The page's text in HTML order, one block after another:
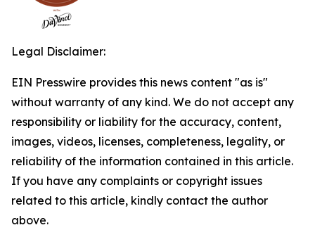
Legal Disclaimer:
EIN Presswire provides this news content "as is"
without warranty of any kind. We do not accept any
responsibility or liability for the accuracy, content,
images, videos, licenses, completeness, legality, or
reliability of the information contained in this article.
If you have any complaints or copyright issues
related to this article, kindly contact the author
above.